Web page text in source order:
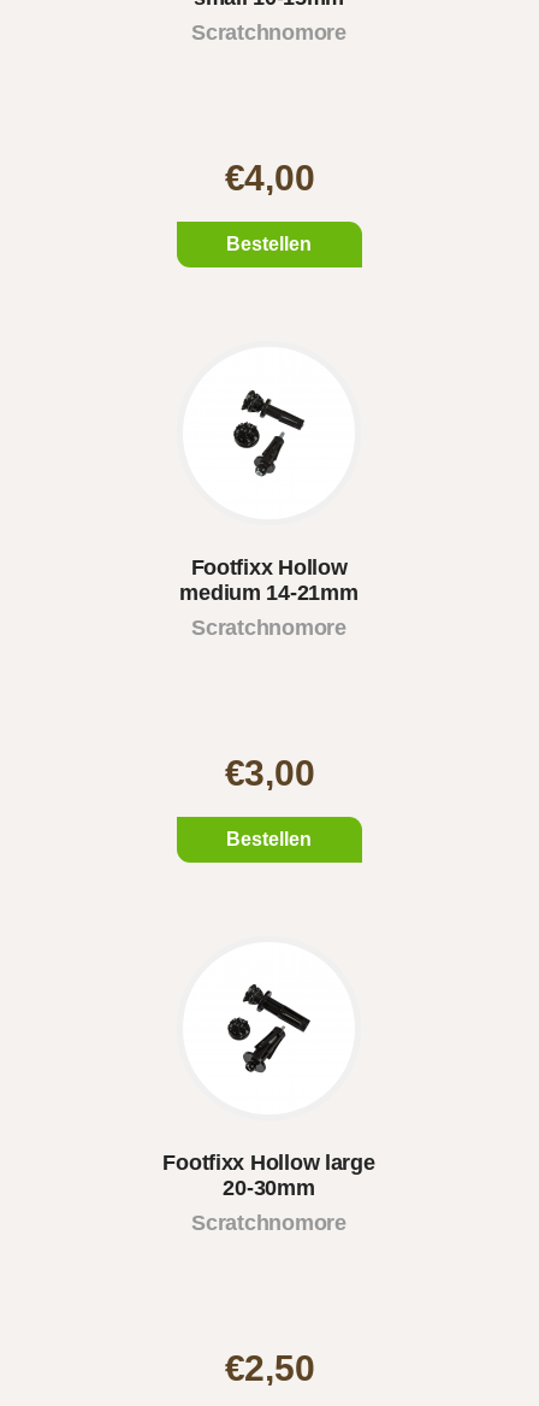
Scratchnomore
€4,00
Bestellen
Footfixx Hollow
medium 14-21mm
Scratchnomore
€3,00
Bestellen
Footfixx Hollow large
20-30mm
Scratchnomore
€2,50